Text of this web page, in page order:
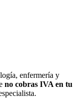
enfermería y
no cobras IVA en tu